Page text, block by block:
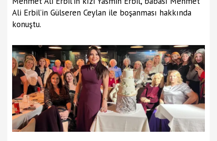
Ali Erbil’in Gülseren Ceylan ile boşanması hakkında
konuştu.